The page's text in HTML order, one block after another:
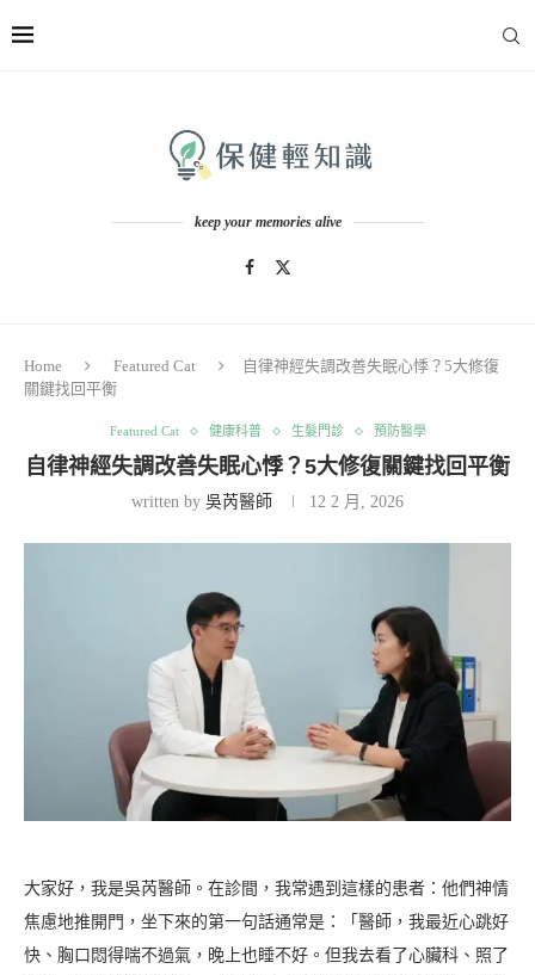
keep your memories alive
Home Featured Cat
自律神經失調改善失眠心悸？5大修復
關鍵找回平衡
Featured Cat 健康科普 生髮門診 預防醫學
自律神經失調改善失眠心悸？5大修復關鍵找回平衡
written by 吳芮醫師 12 2 月, 2026
大家好，我是吳芮醫師。在診間，我常遇到這樣的患者：他們神情
焦慮地推開門，坐下來的第一句話通常是：「醫師，我最近心跳好
快、胸口悶得喘不過氣，晚上也睡不好。但我去看了心臟科、照了